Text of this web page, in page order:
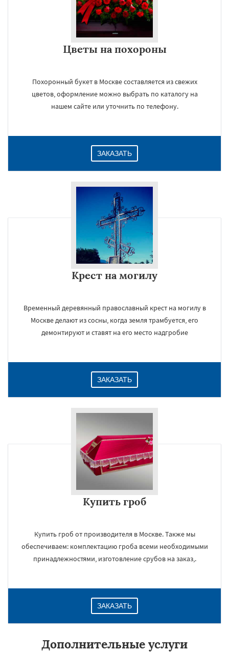
Цветы на похороны
Похоронный букет в Москве составляется из свежих
цветов, оформление можно выбрать по каталогу на
нашем сайте или уточнить по телефону.
ЗАКАЗАТЬ
Крест на могилу
Временный деревянный православный крест на могилу в
Москве делают из сосны, когда земля трамбуется, его
демонтируют и ставят на его место надгробие
ЗАКАЗАТЬ
Купить гроб
Купить гроб от производителя в Москве. Также мы
обеспечиваем: комплектацию гроба всеми необходимыми
принадлежностями, изготовление срубов на заказ,.
ЗАКАЗАТЬ
Дополнительные услуги